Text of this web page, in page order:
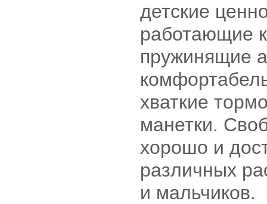
детские
работающие
пружинящие
хваткие
манетки.
хорошо и
различных
и мальчиков.